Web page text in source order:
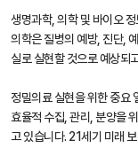
생명과학, 의학 및 바이오
의학은 질병의 예방, 진단,
실로 실현할 것으로 예상되
정밀의료 실현을 위한 중요
효율적 수집, 관리, 분양을
고 있습니다. 21세기 미래